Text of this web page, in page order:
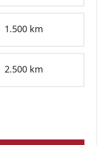
1.500 km
2.500 km